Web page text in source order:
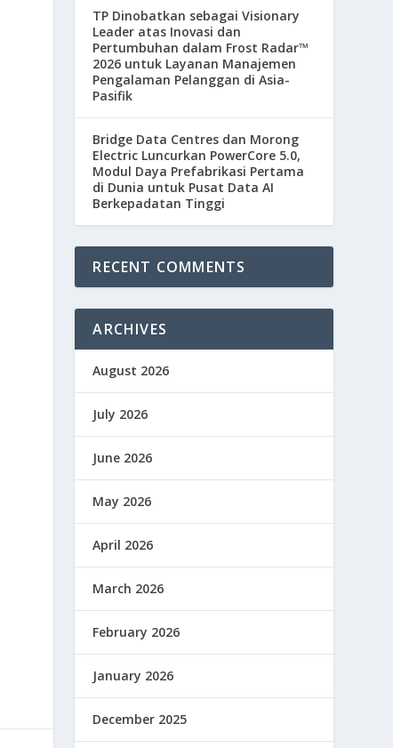
TP Dinobatkan sebagai Visionary
Leader atas Inovasi dan
Pertumbuhan dalam Frost Radar™
2026 untuk Layanan Manajemen
Pengalaman Pelanggan di Asia-
Pasifik
Bridge Data Centres dan Morong
Electric Luncurkan PowerCore 5.0,
Modul Daya Prefabrikasi Pertama
di Dunia untuk Pusat Data AI
Berkepadatan Tinggi
RECENT COMMENTS
ARCHIVES
August 2026
July 2026
June 2026
May 2026
April 2026
March 2026
February 2026
January 2026
December 2025